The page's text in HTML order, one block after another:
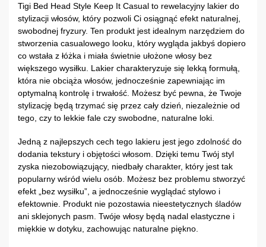
Tigi Bed Head Style Keep It Casual to rewelacyjny lakier do
stylizacji włosów, który pozwoli Ci osiągnąć efekt naturalnej,
swobodnej fryzury. Ten produkt jest idealnym narzędziem do
stworzenia casualowego looku, który wygląda jakbyś dopiero
co wstała z łóżka i miała świetnie ułożone włosy bez
większego wysiłku. Lakier charakteryzuje się lekką formułą,
która nie obciąża włosów, jednocześnie zapewniając im
optymalną kontrolę i trwałość. Możesz być pewna, że Twoje
stylizację będą trzymać się przez cały dzień, niezależnie od
tego, czy to lekkie fale czy swobodne, naturalne loki.
Jedną z najlepszych cech tego lakieru jest jego zdolność do
dodania tekstury i objętości włosom. Dzięki temu Twój styl
zyska niezobowiązujący, niedbały charakter, który jest tak
popularny wśród wielu osób. Możesz bez problemu stworzyć
efekt „bez wysiłku”, a jednocześnie wyglądać stylowo i
efektownie. Produkt nie pozostawia nieestetycznych śladów
ani sklejonych pasm. Twóje włosy będą nadal elastyczne i
miękkie w dotyku, zachowując naturalne piękno.